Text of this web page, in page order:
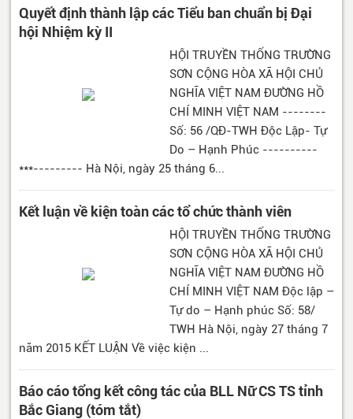
Quyết định thành lập các Tiểu ban chuẩn bị Đại
hội Nhiệm kỳ II
HỘI TRUYỀN THỐNG TRƯỜNG
SƠN CỘNG HÒA XÃ HỘI CHỦ
NGHĨA VIỆT NAM ĐƯỜNG HỒ
CHÍ MINH VIỆT NAM --------
Số: 56 /QĐ-TWH Độc Lập- Tự
Do – Hạnh Phúc ----------
***--------- Hà Nội, ngày 25 tháng 6...
Kết luận về kiện toàn các tổ chức thành viên
HỘI TRUYỀN THỐNG TRƯỜNG
SƠN CỘNG HÒA XÃ HỘI CHỦ
NGHĨA VIỆT NAM ĐƯỜNG HỒ
CHÍ MINH VIỆT NAM Độc lập –
Tự do – Hạnh phúc Số: 58/
TWH Hà Nội, ngày 27 tháng 7
năm 2015 KẾT LUẬN Về việc kiện ...
Báo cáo tổng kết công tác của BLL Nữ CS TS tỉnh
Bắc Giang (tóm tắt)